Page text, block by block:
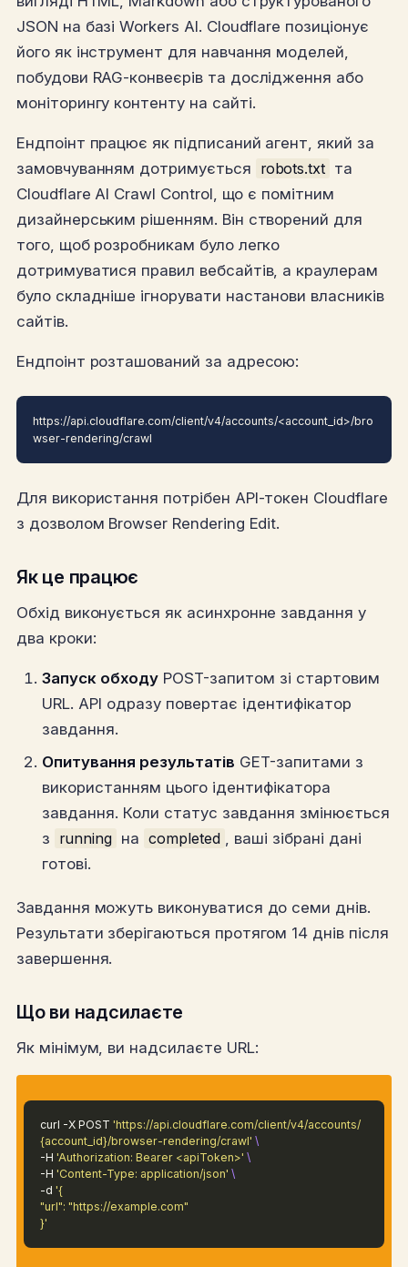
JSON на базі Workers AI. Cloudflare позиціонує
його як інструмент для навчання моделей,
побудови RAG-конвеєрів та дослідження або
моніторингу контенту на сайті.
Ендпоінт працює як підписаний агент, який за
замовчуванням дотримується robots.txt та
Cloudflare AI Crawl Control, що є помітним
дизайнерським рішенням. Він створений для
того, щоб розробникам було легко
дотримуватися правил вебсайтів, а краулерам
було складніше ігнорувати настанови власників
сайтів.
Ендпоінт розташований за адресою:
https://api.cloudflare.com/client/v4/accounts/<account_id>/bro
wser-rendering/crawl
Для використання потрібен API-токен Cloudflare
з дозволом Browser Rendering Edit.
Як це працює
Обхід виконується як асинхронне завдання у
два кроки:
Запуск обходу POST-запитом зі стартовим
URL. API одразу повертає ідентифікатор
завдання.
Опитування результатів GET-запитами з
використанням цього ідентифікатора
завдання. Коли статус завдання змінюється
з running на completed , ваші зібрані дані
готові.
Завдання можуть виконуватися до семи днів.
Результати зберігаються протягом 14 днів після
завершення.
Що ви надсилаєте
Як мінімум, ви надсилаєте URL:
curl -X POST 'https://api.cloudflare.com/client/v4/accounts/
{account_id}/browser-rendering/crawl' \
-H 'Authorization: Bearer <apiToken>' \
-H 'Content-Type: application/json' \
-d '{
"url": "https://example.com"
}'